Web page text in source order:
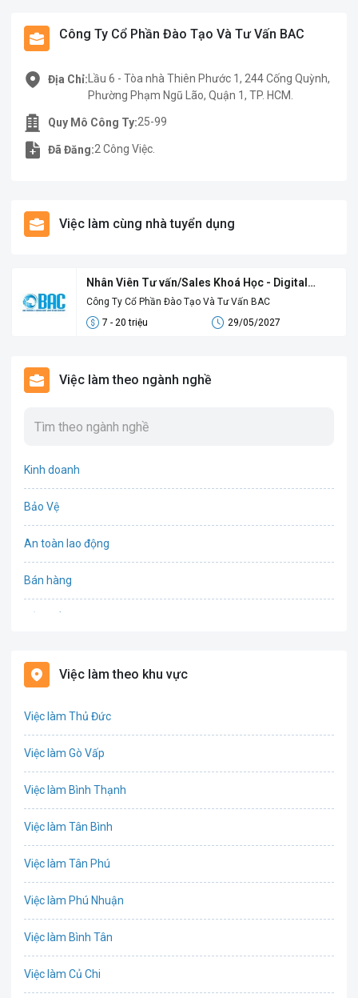
Công Ty Cổ Phần Đào Tạo Và Tư Vấn BAC
Địa Chỉ: Lầu 6 - Tòa nhà Thiên Phước 1, 244 Cống Quỳnh,
Phường Phạm Ngũ Lão, Quận 1, TP. HCM.
Quy Mô Công Ty:25-99
Đã Đăng:2 Công Việc.
Việc làm cùng nhà tuyển dụng
Nhân Viên Tư vấn/Sales Khoá Học - Digital
Sales
Công Ty Cổ Phần Đào Tạo Và Tư Vấn BAC
7 - 20 triệu
29/05/2027
Việc làm theo ngành nghề
Kinh doanh
Bảo Vệ
An toàn lao động
Bán hàng
Biên phiên dịch
Việc làm theo khu vực
Việc làm Thủ Đức
Việc làm Gò Vấp
Việc làm Bình Thạnh
Việc làm Tân Bình
Việc làm Tân Phú
Việc làm Phú Nhuận
Việc làm Bình Tân
Việc làm Củ Chi